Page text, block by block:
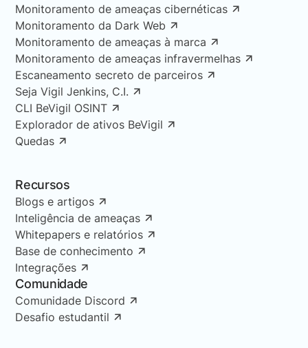
Monitoramento de ameaças cibernéticas
Monitoramento da Dark Web
Monitoramento de ameaças à marca
Monitoramento de ameaças infravermelhas
Escaneamento secreto de parceiros
Seja Vigil Jenkins, C.I.
CLI BeVigil OSINT
Explorador de ativos BeVigil
Quedas
Recursos
Blogs e artigos
Inteligência de ameaças
Whitepapers e relatórios
Base de conhecimento
Integrações
Comunidade
Comunidade Discord
Desafio estudantil